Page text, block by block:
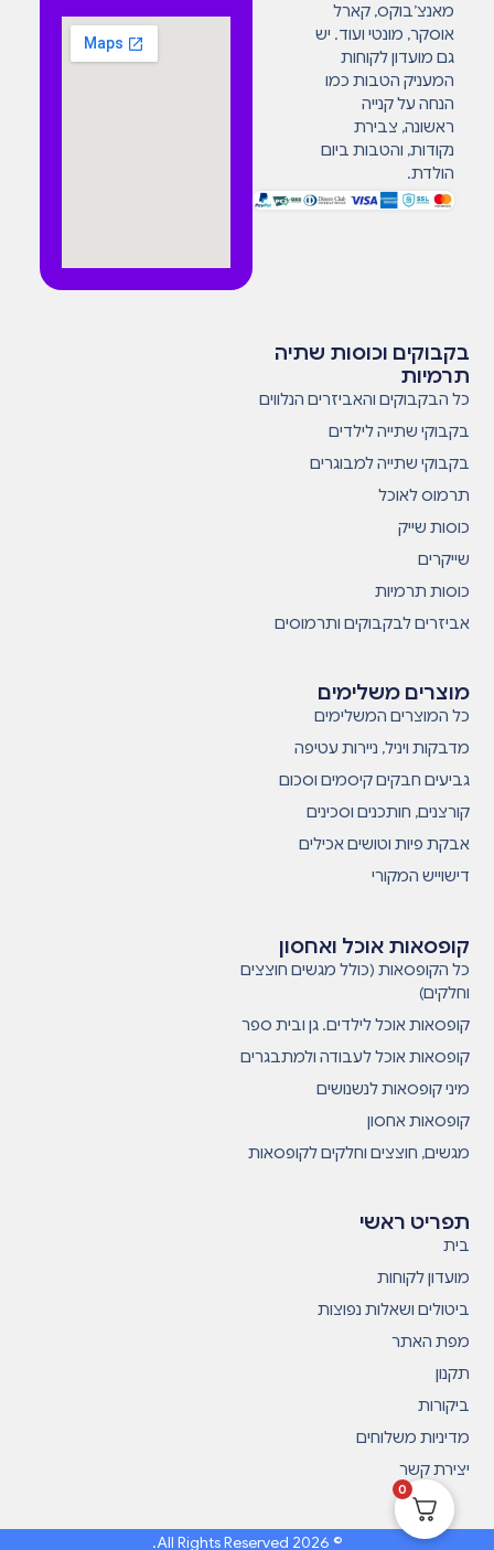
מאנצ’בוקס, קארל
אוסקר, מונטי ועוד. יש
גם מועדון לקוחות
המעניק הטבות כמו
הנחה על קנייה
ראשונה, צבירת
נקודות, והטבות ביום
הולדת.
תפריט ראשי
בית
מועדון לקוחות
ביטולים ושאלות נפוצות
מפת האתר
תקנון
ביקורות
מדיניות משלוחים
יצירת קשר
קופסאות אוכל ואחסון
כל הקופסאות (כולל מגשים חוצצים
וחלקים)
קופסאות אוכל לילדים. גן ובית ספר
קופסאות אוכל לעבודה ולמתבגרים
מיני קופסאות לנשנושים
קופסאות אחסון
מגשים, חוצצים וחלקים לקופסאות
מוצרים משלימים
כל המוצרים המשלימים
מדבקות ויניל, ניירות עטיפה
גביעים חבקים קיסמים וסכום
קורצנים, חותכנים וסכינים
אבקת פיות וטושים אכילים
דישוייש המקורי
בקבוקים וכוסות שתיה
תרמיות
כל הבקבוקים והאביזרים הנלווים
בקבוקי שתייה לילדים
בקבוקי שתייה למבוגרים
תרמוס לאוכל
כוסות שייק
שייקרים
כוסות תרמיות
אביזרים לבקבוקים ותרמוסים
© 2026 All Rights Reserved.
0